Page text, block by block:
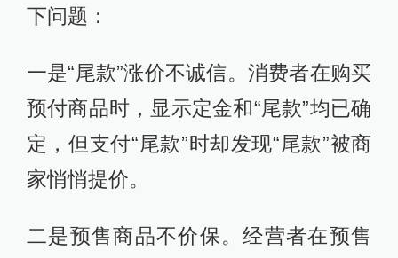
下问题：
一是“尾款”涨价不诚信。消费者在购买
预付商品时，显示定金和“尾款”均已确
定，但支付“尾款”时却发现“尾款”被商
家悄悄提价。
二是预售商品不价保。经营者在预售